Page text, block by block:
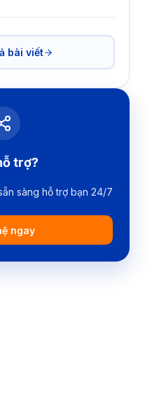
bài viết
trợ?
sàng hỗ trợ bạn 24/7
ngay